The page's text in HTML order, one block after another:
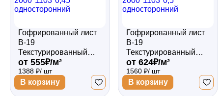
Гофрированный лист
В-19
Текстурированный
полиэстер RAL 8017
(Шоколадно-
коричневый)
2000*1103*0,45
от 555₽/м²
1388 ₽/ шт
В корзину
Гофрированный лист
В-19
Текстурированный
полиэстер RAL 8017
(Шоколадно-
коричневый)
2000*1103*0,5
от 624₽/м²
1560 ₽/ шт
В корзину